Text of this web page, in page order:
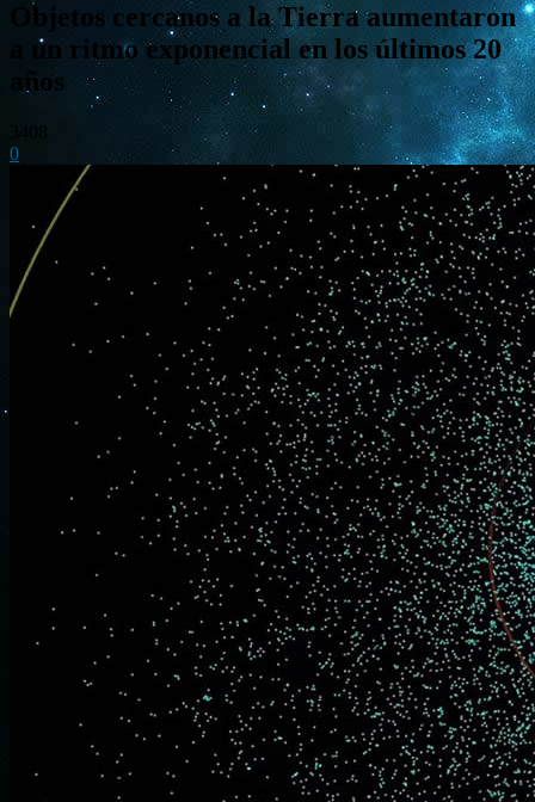
Objetos cercanos a la Tierra aumentaron
a un ritmo exponencial en los últimos 20
años
0